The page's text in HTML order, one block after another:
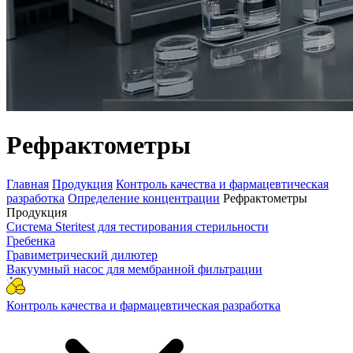
Рефрактометры
Главная Продукция Контроль качества и фармацевтическая
разработка Определение концентрации Рефрактометры
Продукция
Система Steritest для тестирования стерильности
Гребенка
Гравиметрический дилютер
Вакуумный насос для мембранной фильтрации
Контроль качества и фармацевтическая разработка